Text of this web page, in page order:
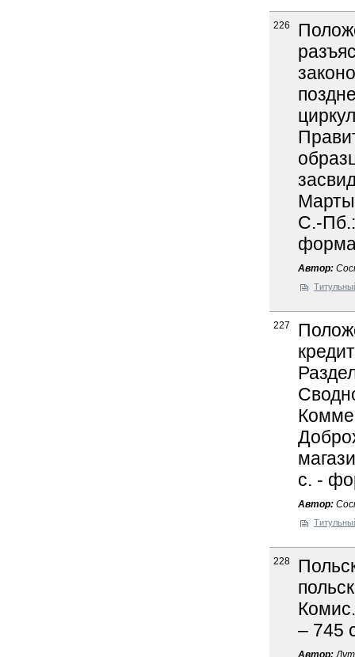
226
С.-Пб.:
Автор:
227
с. -
Автор:
228
– 745
Автор: